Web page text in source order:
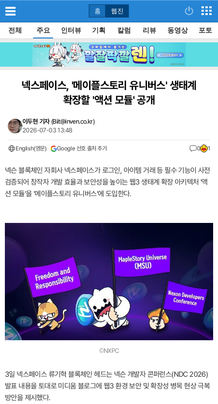
홈 웹진
전체 주요 인터뷰 기획 칼럼 리뷰 동영상 포토
넥스페이스, '메이플스토리 유니버스' 생태계
확장할 '액션 모듈' 공개
이두현 기자 (Biit@inven.co.kr)
2026-07-03 13:48
English(영문) Google 선호 출처 추가 0 1
넥슨 블록체인 자회사 넥스페이스가 로그인, 아이템 거래 등 필수 기능이 사전
검증되어 창작자 개발 효율과 보안성을 높이는 웹3 생태계 확장 아키텍처 '액
션 모듈'을 '메이플스토리 유니버스'에 도입한다.
©NXPC
3일 넥스페이스 류기혁 블록체인 헤드는 넥슨 개발자 콘퍼런스(NDC 2026)
발표 내용을 토대로 미디움 블로그에 웹3 환경 보안 및 확장성 병목 현상 극복
방안을 제시했다.